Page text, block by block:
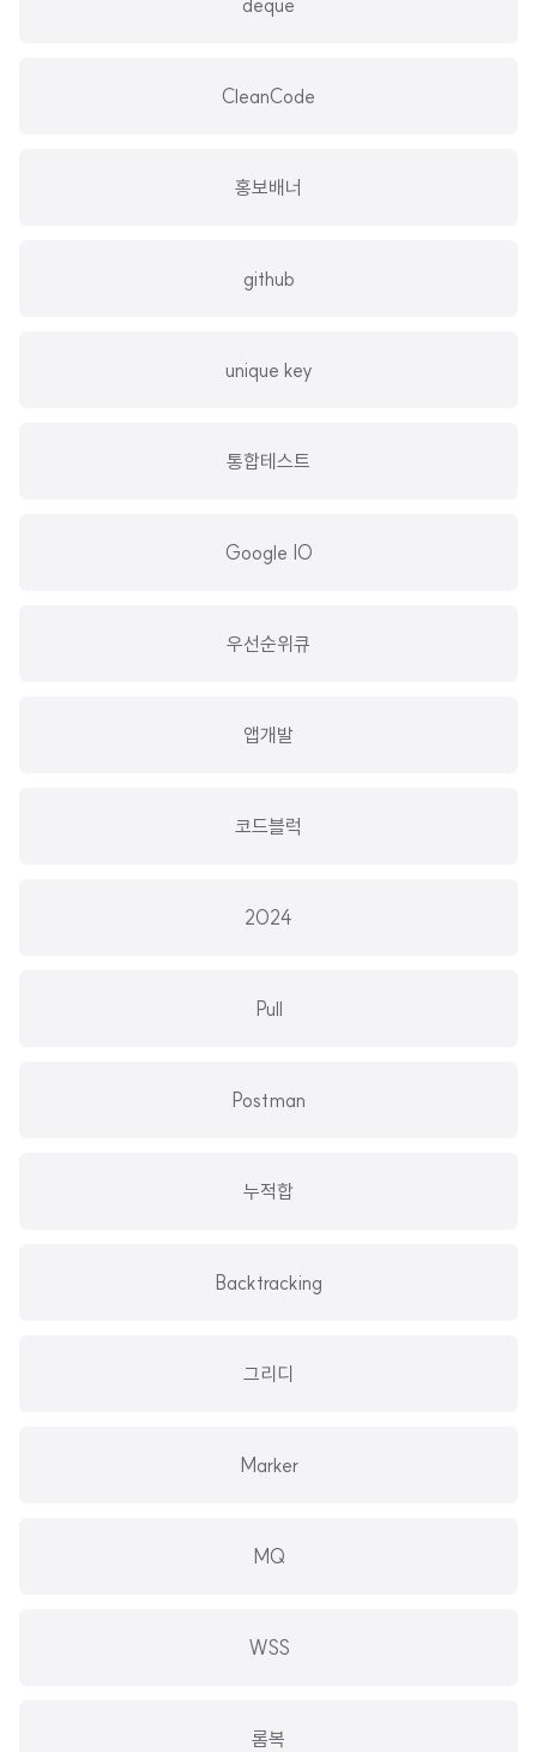
deque
CleanCode
홍보배너
github
unique key
통합테스트
Google IO
우선순위큐
앱개발
코드블럭
2024
Pull
Postman
누적합
Backtracking
그리디
Marker
MQ
WSS
롬복